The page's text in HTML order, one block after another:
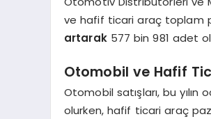
ve hafif ticari araç toplam
artarak577 bin 981 adet
Otomobil ve Hafif
Otomobil satışları, bu
olurken, hafif ticari araç